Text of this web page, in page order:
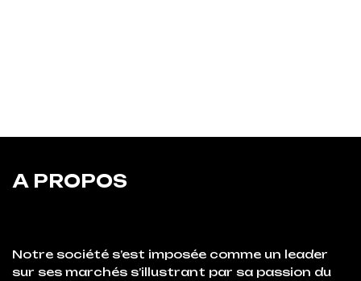
A PROPOS
Notre société s’est imposée comme un leader
sur ses marchés s’illustrant par sa passion du